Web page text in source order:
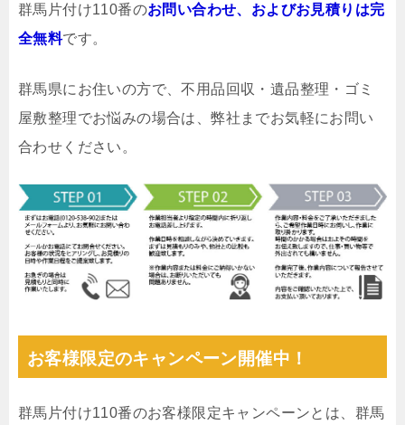
群馬片付け110番のお問い合わせ、およびお見積りは完
全無料です。
群馬県にお住いの方で、不用品回収・遺品整理・ゴミ
屋敷整理でお悩みの場合は、弊社までお気軽にお問い
合わせください。
お客様限定のキャンペーン開催中！
群馬片付け110番のお客様限定キャンペーンとは、群馬